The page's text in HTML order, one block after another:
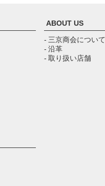
ABOUT US
- 三京商会について
- 沿革
- 取り扱い店舗